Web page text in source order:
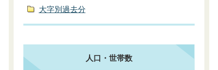
大字別過去分
人口・世帯数